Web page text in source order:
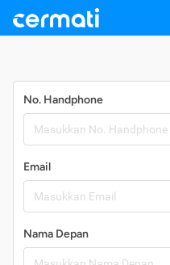
No. Handphone
Email
Nama Depan